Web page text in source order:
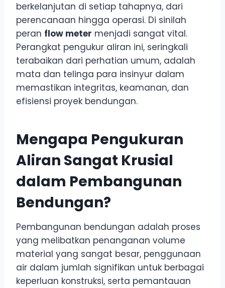
berkelanjutan di setiap tahapnya, dari
perencanaan hingga operasi. Di sinilah
peran flow meter menjadi sangat vital.
Perangkat pengukur aliran ini, seringkali
terabaikan dari perhatian umum, adalah
mata dan telinga para insinyur dalam
memastikan integritas, keamanan, dan
efisiensi proyek bendungan.
Mengapa Pengukuran
Aliran Sangat Krusial
dalam Pembangunan
Bendungan?
Pembangunan bendungan adalah proses
yang melibatkan penanganan volume
material yang sangat besar, penggunaan
air dalam jumlah signifikan untuk berbagai
keperluan konstruksi, serta pemantauan